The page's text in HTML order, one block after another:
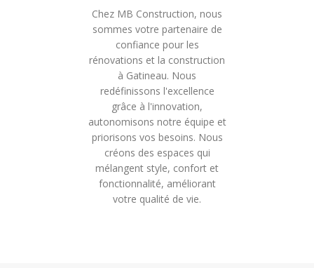
Chez MB Construction, nous
sommes votre partenaire de
confiance pour les
rénovations et la construction
à Gatineau. Nous
redéfinissons l'excellence
grâce à l'innovation,
autonomisons notre équipe et
priorisons vos besoins. Nous
créons des espaces qui
mélangent style, confort et
fonctionnalité, améliorant
votre qualité de vie.